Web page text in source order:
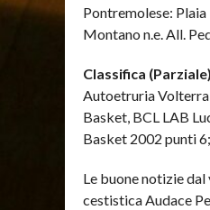
Pontremolese:
Montano n.e. All.
Classifica
Autoetruria
Basket, BCL LAB
Basket 2002 punti
Le buone notizie
cestistica Audace